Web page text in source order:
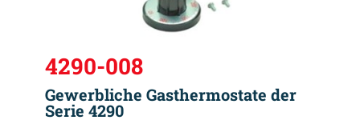
4290-008
Gewerbliche Gasthermostate der
Serie 4290